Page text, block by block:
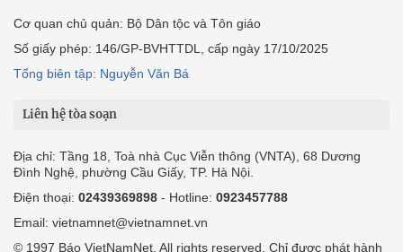
Cơ quan chủ quản: Bộ Dân tộc và Tôn giáo
Số giấy phép: 146/GP-BVHTTDL, cấp ngày 17/10/2025
Tổng biên tập: Nguyễn Văn Bá
Liên hệ tòa soạn
Địa chỉ: Tầng 18, Toà nhà Cục Viễn thông (VNTA), 68 Dương
Đình Nghệ, phường Cầu Giấy, TP. Hà Nội.
Điện thoại: 02439369898 - Hotline: 0923457788
Email: vietnamnet@vietnamnet.vn
© 1997 Báo VietNamNet. All rights reserved. Chỉ được phát hành